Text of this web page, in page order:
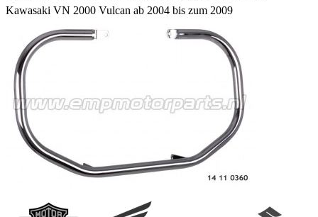
Kawasaki VN 2000 Vulcan ab 2004 bis zum 2009